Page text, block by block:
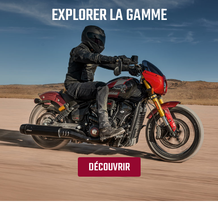
EXPLORER LA GAMME
DÉCOUVRIR